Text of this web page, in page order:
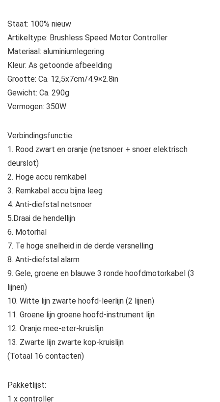
Staat: 100% nieuw
Artikeltype: Brushless Speed ​​Motor Controller
Materiaal: aluminiumlegering
Kleur: As getoonde afbeelding
Grootte: Ca. 12,5x7cm/4.9×2.8in
Gewicht: Ca. 290g
Vermogen: 350W
Verbindingsfunctie:
1. Rood zwart en oranje (netsnoer + snoer elektrisch
deurslot)
2. Hoge accu remkabel
3. Remkabel accu bijna leeg
4. Anti-diefstal netsnoer
5.Draai de hendellijn
6. Motorhal
7. Te hoge snelheid in de derde versnelling
8. Anti-diefstal alarm
9. Gele, groene en blauwe 3 ronde hoofdmotorkabel (3
lijnen)
10. Witte lijn zwarte hoofd-leerlijn (2 lijnen)
11. Groene lijn groene hoofd-instrument lijn
12. Oranje mee-eter-kruislijn
13. Zwarte lijn zwarte kop-kruislijn
(Totaal 16 contacten)
Pakketlijst:
1 x controller